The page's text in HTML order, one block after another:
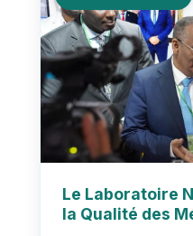
Le Laboratoire
la Qualité des